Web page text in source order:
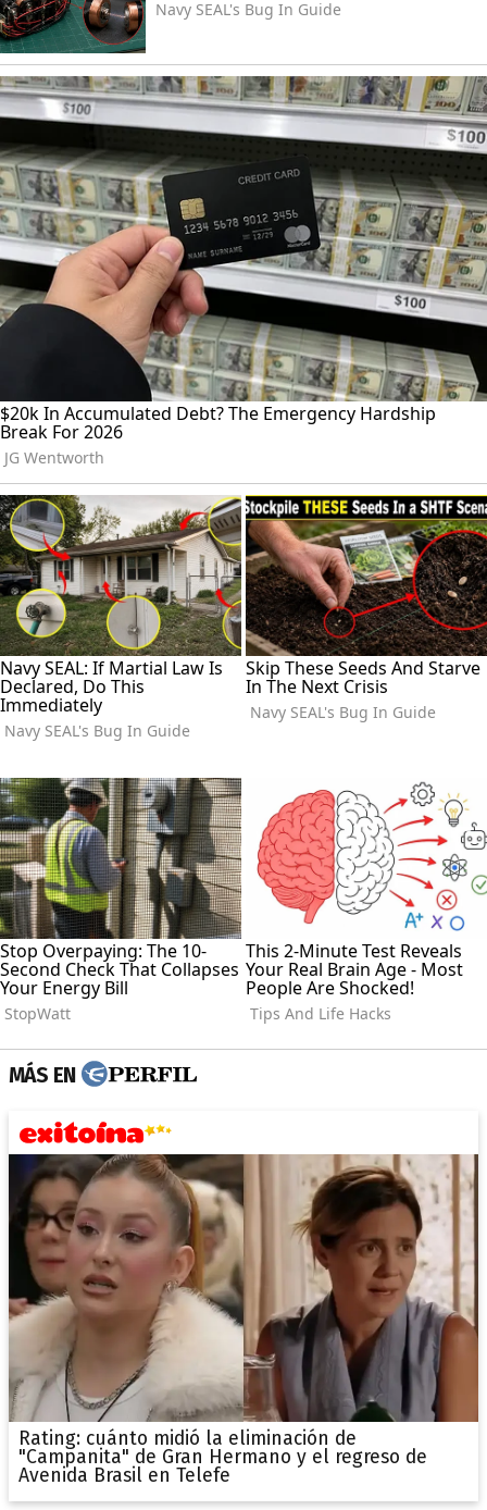
MÁS EN
Rating: cuánto midió la eliminación de
"Campanita" de Gran Hermano y el regreso de
Avenida Brasil en Telefe